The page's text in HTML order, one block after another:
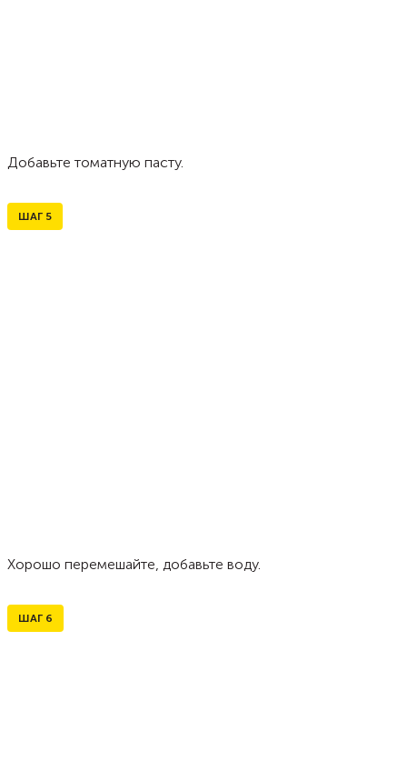
Добавьте томатную пасту.
ШАГ 5
Хорошо перемешайте, добавьте воду.
ШАГ 6